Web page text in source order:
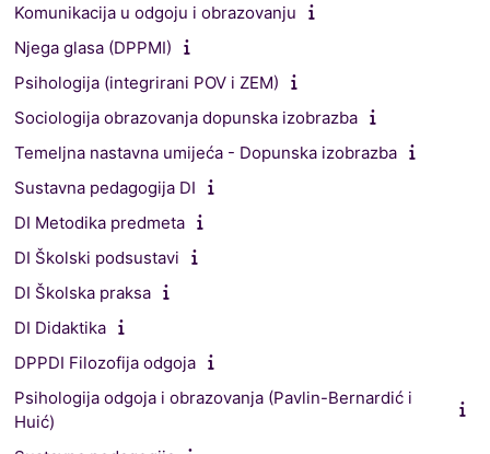
Komunikacija u odgoju i obrazovanju
Njega glasa (DPPMI)
Psihologija (integrirani POV i ZEM)
Sociologija obrazovanja dopunska izobrazba
Temeljna nastavna umijeća - Dopunska izobrazba
Sustavna pedagogija DI
DI Metodika predmeta
DI Školski podsustavi
DI Školska praksa
DI Didaktika
DPPDI Filozofija odgoja
Psihologija odgoja i obrazovanja (Pavlin-Bernardić i
Huić)